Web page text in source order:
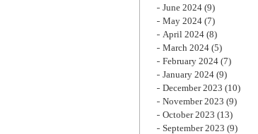
June 2024 (9)
May 2024 (7)
April 2024 (8)
March 2024 (5)
February 2024 (7)
January 2024 (9)
December 2023 (10)
November 2023 (9)
October 2023 (13)
September 2023 (9)